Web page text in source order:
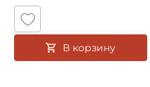
В корзину